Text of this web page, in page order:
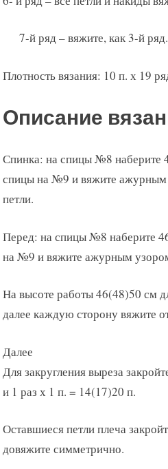
7-й ряд – вяжите, как 3-й
Плотность вязания: 10 п. х 19
Описание
Спинка: на спицы №8 наберите
спицы на №9 и вяжите ажурным
петли.
Перед: на спицы №8 наберите
на №9 и вяжите ажурным
На высоте работы 46(48)50 см
далее каждую сторону вяжите
Далее
Для закругления выреза
и 1 раз х 1 п. = 14(17)20 п.
Оставшиеся петли плеча
довяжите симметрично.